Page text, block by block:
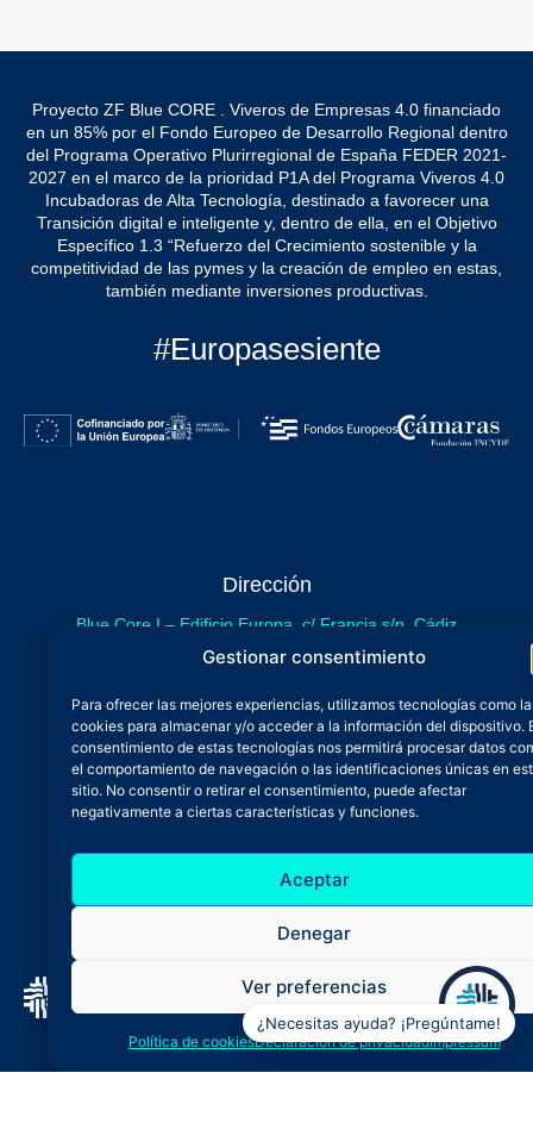
Gestionar consentimiento
Para ofrecer las mejores experiencias, utilizamos tecnologías como
cookies para almacenar y/o acceder a la información del dispositivo.
consentimiento de estas tecnologías nos permitirá procesar datos
el comportamiento de navegación o las identificaciones únicas en
sitio. No consentir o retirar el consentimiento, puede afectar
negativamente a ciertas características y funciones.
Aceptar
Denegar
Ver preferencias
Política de cookiesDeclaración de privacidadImpressum
Proyecto ZF Blue CORE . Viveros de Empresas 4.0 financiado
en un 85% por el Fondo Europeo de Desarrollo Regional dentro
del Programa Operativo Plurirregional de España FEDER 2021-
2027 en el marco de la prioridad P1A del Programa Viveros 4.0
Incubadoras de Alta Tecnología, destinado a favorecer una
Transición digital e inteligente y, dentro de ella, en el Objetivo
Específico 1.3 “Refuerzo del Crecimiento sostenible y la
competitividad de las pymes y la creación de empleo en estas,
también mediante inversiones productivas.
#Europasesiente
Dirección
Blue Core I – Edificio Europa, c/ Francia s/n. Cádiz
sede provisional de Blue Core - Incubazul
próximamente.
Teléfono y Whatsapp
600 515 071
De lunes a viernes
Oficina 24/7
Atención continuada
Email
admin@zfbluecore.es
Aviso legalPolítica de privacidad
Política de cookies
¿Necesitas ayuda? ¡Pregúntame!